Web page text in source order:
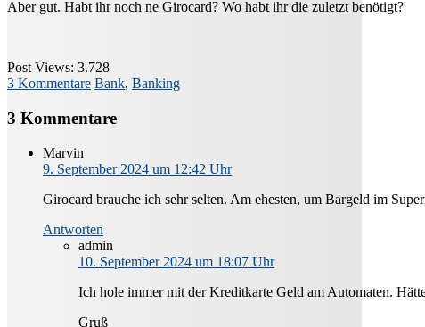
Aber gut. Habt ihr noch ne Girocard? Wo habt ihr die zuletzt benötigt?
Post Views: 3.728
3 Kommentare Bank, Banking
3 Kommentare
Marvin
9. September 2024 um 12:42 Uhr
Girocard brauche ich sehr selten. Am ehesten, um Bargeld im
Antworten
admin
10. September 2024 um 18:07 Uhr
Ich hole immer mit der Kreditkarte Geld am Automaten.
Gruß